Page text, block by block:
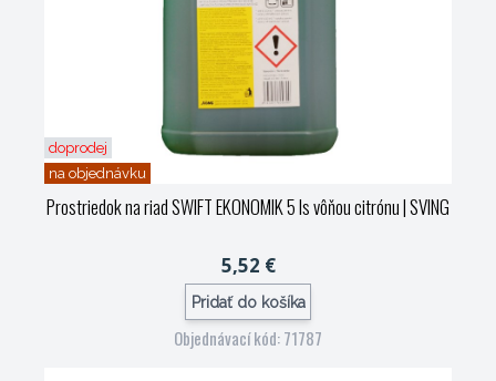
doprodej
na objednávku
Prostriedok na riad SWIFT EKONOMIK 5 ls vôňou citrónu| SVING
5,52 €
Pridať do košíka
Objednávací kód: 71787